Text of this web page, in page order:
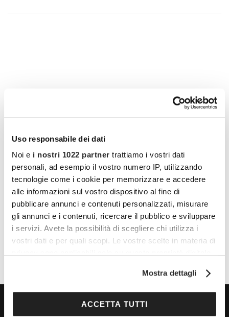
Uso responsabile dei dati
Noi e i nostri 1022 partner trattiamo i vostri dati
personali, ad esempio il vostro numero IP, utilizzando
tecnologie come i cookie per memorizzare e accedere
alle informazioni sul vostro dispositivo al fine di
pubblicare annunci e contenuti personalizzati, misurare
gli annunci e i contenuti, ricercare il pubblico e sviluppare
i servizi. Avete la possibilità di scegliere chi utilizza i
vostri dati e per quali scopi. Le vostre scelte in materia di
modificare o revocare il proprio consenso in qualsiasi
sull'icona di attivazione della privacy.
Mostra dettagli
ACCETTA TUTTI
LUOGO
Piazza Ospitale, Lodi
Piazza Ospitale
Lodi
+ Google Maps